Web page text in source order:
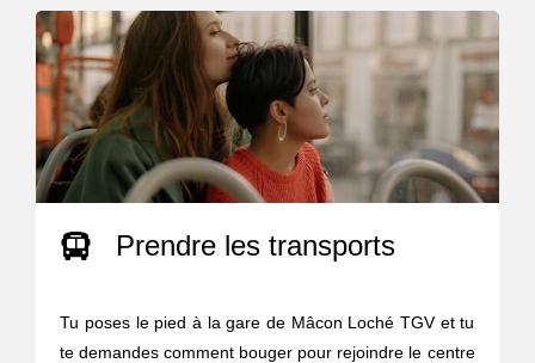
Prendre les transports
Tu poses le pied à la gare de Mâcon Loché TGV et tu
te demandes comment bouger pour rejoindre le centre